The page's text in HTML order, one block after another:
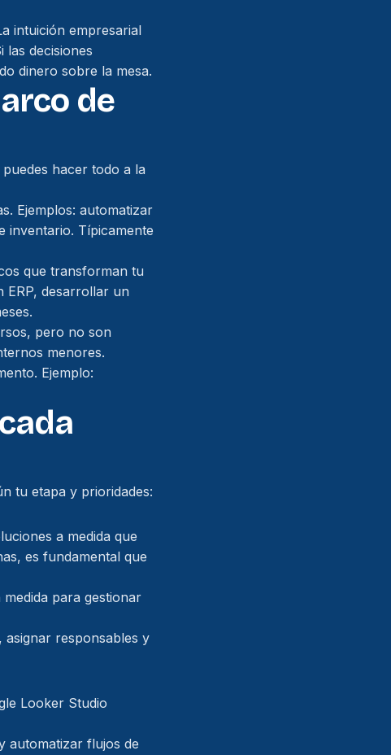
intuición empresarial
las decisiones
dinero sobre la mesa.
de
hacer todo a la
Ejemplos: automatizar
inventario. Típicamente
que transforman tu
ERP, desarrollar un
pero no son
menores.
Ejemplo:
tu etapa y prioridades:
a medida que
es fundamental que
para gestionar
responsables y
Looker Studio
automatizar flujos de